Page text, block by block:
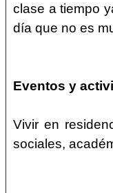
clase a tiempo
día que no es
Eventos y
Vivir en
sociales,